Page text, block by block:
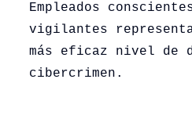
Empleados
vigilantes
más eficaz nivel de
cibercrimen.